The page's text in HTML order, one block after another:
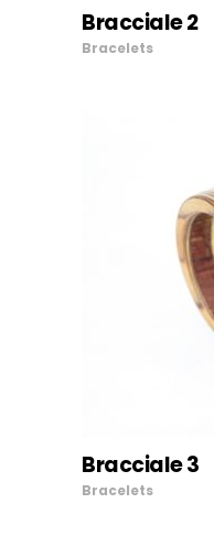
Bracciale 2
Bracelets
Bracciale 3
Bracelets